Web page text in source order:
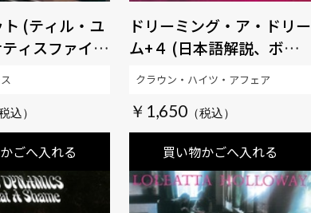
ト (ティル・ユ
ィスファイ
産限定盤】
ごへ入れる
ドリーミング・ア・ドリー
ム+４ (日本語解説、ボー
ナストラック付き、最新リ
盤】 【SOUL百発百中
MUSIC】
￥1,650
買い物かごへ入れる
クラウン・ハイツ・アフェア